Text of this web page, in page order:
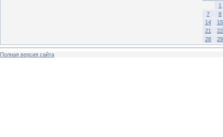
1
7
8
14
15
21
22
28
29
Полная версия сайта